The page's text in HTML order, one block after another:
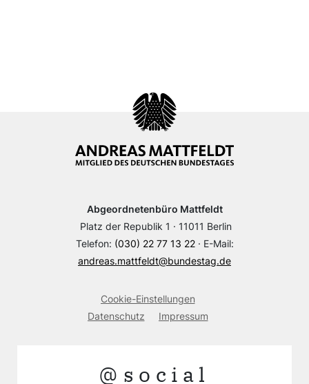
Abgeordnetenbüro Mattfeldt
Platz der Republik 1 · 11011 Berlin
Telefon: (030) 22 77 13 22· E-Mail:
andreas.mattfeldt@bundestag.de
Cookie-Einstellungen
Datenschutz
Impressum
@social